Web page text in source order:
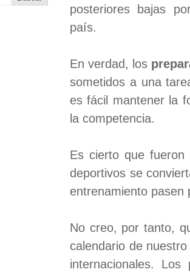
posteriores bajas
país.
En verdad, los
sometidos a una
es fácil mantener la
la competencia.
Es cierto que
deportivos se
entrenamiento pasen
No creo, por tanto,
calendario de
internacionales.